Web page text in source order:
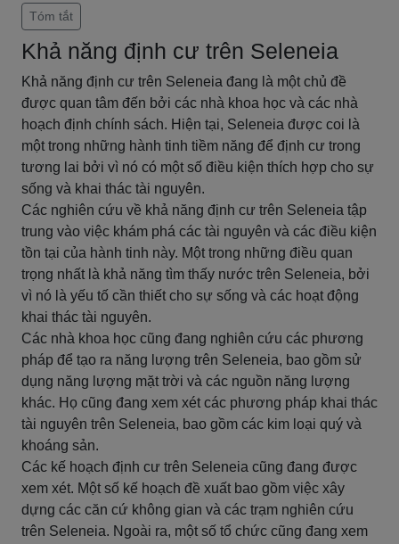
Tóm tắt
Khả năng định cư trên Seleneia
Khả năng định cư trên Seleneia đang là một chủ đề
được quan tâm đến bởi các nhà khoa học và các nhà
hoạch định chính sách. Hiện tại, Seleneia được coi là
một trong những hành tinh tiềm năng để định cư trong
tương lai bởi vì nó có một số điều kiện thích hợp cho sự
sống và khai thác tài nguyên.
Các nghiên cứu về khả năng định cư trên Seleneia tập
trung vào việc khám phá các tài nguyên và các điều kiện
tồn tại của hành tinh này. Một trong những điều quan
trọng nhất là khả năng tìm thấy nước trên Seleneia, bởi
vì nó là yếu tố cần thiết cho sự sống và các hoạt động
khai thác tài nguyên.
Các nhà khoa học cũng đang nghiên cứu các phương
pháp để tạo ra năng lượng trên Seleneia, bao gồm sử
dụng năng lượng mặt trời và các nguồn năng lượng
khác. Họ cũng đang xem xét các phương pháp khai thác
tài nguyên trên Seleneia, bao gồm các kim loại quý và
khoáng sản.
Các kế hoạch định cư trên Seleneia cũng đang được
xem xét. Một số kế hoạch đề xuất bao gồm việc xây
dựng các căn cứ không gian và các trạm nghiên cứu
trên Seleneia. Ngoài ra, một số tổ chức cũng đang xem